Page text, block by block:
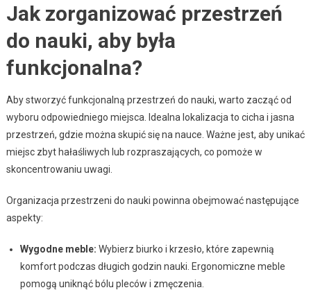
Jak zorganizować przestrzeń
do nauki, aby była
funkcjonalna?
Aby stworzyć funkcjonalną przestrzeń do nauki, warto zacząć od
wyboru odpowiedniego miejsca. Idealna lokalizacja to cicha i jasna
przestrzeń, gdzie można skupić się na nauce. Ważne jest, aby unikać
miejsc zbyt hałaśliwych lub rozpraszających, co pomoże w
skoncentrowaniu uwagi.
Organizacja przestrzeni do nauki powinna obejmować następujące
aspekty:
Wygodne meble: Wybierz biurko i krzesło, które zapewnią
komfort podczas długich godzin nauki. Ergonomiczne meble
pomogą uniknąć bólu pleców i zmęczenia.